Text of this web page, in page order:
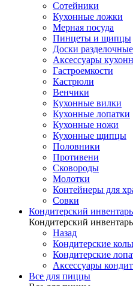
Сотейники
Кухонные ложки
Мерная посуда
Пинцеты и щипцы
Доски разделочные
Аксессуары
Гастроемкости
Кастрюли
Венчики
Кухонные вилки
Кухонные лопатки
Кухонные ножи
Кухонные щипцы
Половники
Противени
Сковороды
Молотки
Контейнеры для
Совки
Кондитерский инвентарь
Кондитерский инвентарь
Назад
Кондитерские
Кондитерские
Аксессуары
Все для пиццы